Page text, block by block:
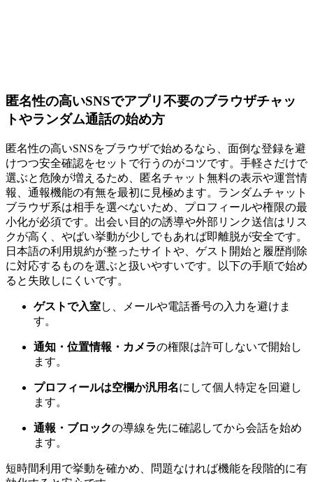
匿名性の高いSNSでアプリ不要のブラウザチャッ
トやランダム通話の始め方
匿名性の高いSNSをブラウザで始めるなら、面倒な登録を避
けつつ安全確認をセットで行うのがコツです。手軽さだけで
選ぶと危険が増えるため、匿名チャット無料の表示や運営情
報、通報機能の有無を最初に見極めます。ランダムチャット
ブラウザ系は相手を選べないため、プロフィールや権限の最
小化が必須です。出会い目的の誘導や外部リンク送信はリス
クが高く、やばい挙動が少しでもあれば即離脱が安全です。
日本語の利用規約が整ったサイトや、ゲスト開始と履歴削除
に対応するものを選ぶと扱いやすいです。以下の手順で始め
ると失敗しにくいです。
ゲストで入室し、メールや電話番号の入力を避けま
す。
通知・位置情報・カメラの権限は許可しないで開始し
ます。
プロフィールは空欄か汎用名にして個人特定を回避し
ます。
通報・ブロックの導線を先に確認してから会話を始め
ます。
短時間利用で挙動を確かめ、問題なければ機能を段階的に有